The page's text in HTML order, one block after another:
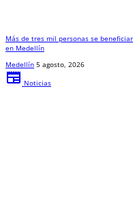
Más de tres mil personas se
en Medellín
Medellín 5 agosto, 2026
newspaper Noticias